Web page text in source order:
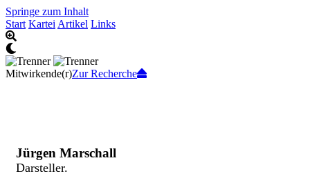
Springe zum Inhalt
Start Kartei Artikel Links
Mitwirkende(r)Zur Recherche
Jürgen Marschall
Darsteller.